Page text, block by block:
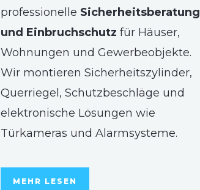
professionelle Sicherheitsberatung
und Einbruchschutz für Häuser,
Wohnungen und Gewerbeobjekte.
Wir montieren Sicherheitszylinder,
Querriegel, Schutzbeschläge und
elektronische Lösungen wie
Türkameras und Alarmsysteme.
MEHR LESEN